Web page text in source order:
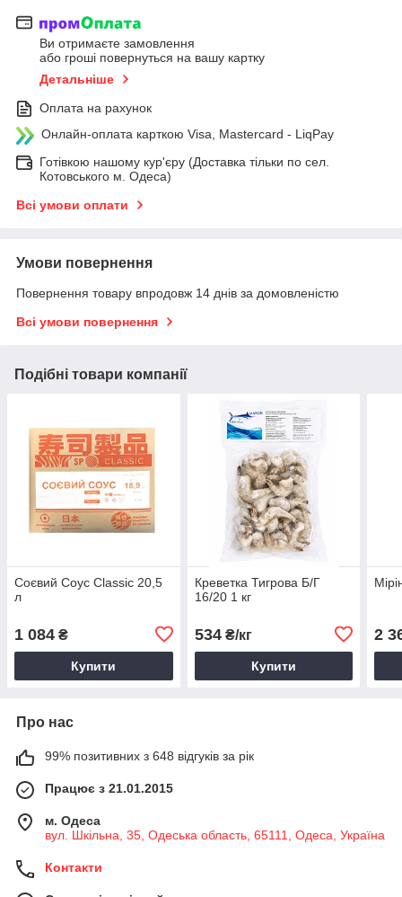
Ви отримаєте замовлення
або гроші повернуться на вашу картку
Детальніше
Оплата на рахунок
Онлайн-оплата карткою Visa, Mastercard - LiqPay
Готівкою нашому кур'єру (Доставка тільки по сел.
Котовського м. Одеса)
Всі умови оплати
Умови повернення
Повернення товару впродовж 14 днів за домовленістю
Всі умови повернення
Подібні товари компанії
Соєвий Соус Classic 20,5
л
1 084 ₴
Купити
Креветка Тигрова Б/Г
16/20 1 кг
534₴/кг
Купити
2
Про нас
99% позитивних з 648 відгуків за рік
Працює з 21.01.2015
м. Одеса
вул. Шкільна, 35, Одеська область, 65111, Одеса, Україна
Контакти